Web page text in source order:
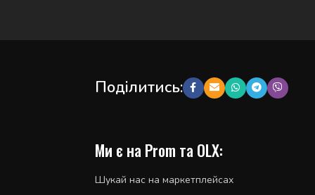
Поділитись:
Ми є на Prom та OLX:
Шукай нас на маркетплейсах